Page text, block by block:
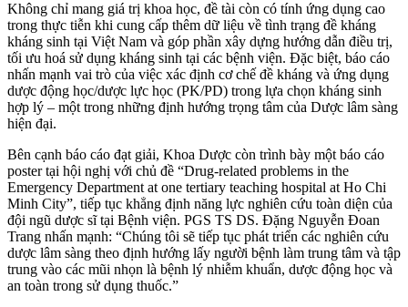
Không chỉ mang giá trị khoa học, đề tài còn có tính ứng dụng cao
trong thực tiễn khi cung cấp thêm dữ liệu về tình trạng đề kháng
kháng sinh tại Việt Nam và góp phần xây dựng hướng dẫn điều trị,
tối ưu hoá sử dụng kháng sinh tại các bệnh viện. Đặc biệt, báo cáo
nhấn mạnh vai trò của việc xác định cơ chế đề kháng và ứng dụng
dược động học/dược lực học (PK/PD) trong lựa chọn kháng sinh
hợp lý – một trong những định hướng trọng tâm của Dược lâm sàng
hiện đại.
Bên cạnh báo cáo đạt giải, Khoa Dược còn trình bày một báo cáo
poster tại hội nghị với chủ đề “Drug-related problems in the
Emergency Department at one tertiary teaching hospital at Ho Chi
Minh City”, tiếp tục khẳng định năng lực nghiên cứu toàn diện của
đội ngũ dược sĩ tại Bệnh viện. PGS TS DS. Đặng Nguyễn Đoan
Trang nhấn mạnh: “Chúng tôi sẽ tiếp tục phát triển các nghiên cứu
dược lâm sàng theo định hướng lấy người bệnh làm trung tâm và tập
trung vào các mũi nhọn là bệnh lý nhiễm khuẩn, dược động học và
an toàn trong sử dụng thuốc.”